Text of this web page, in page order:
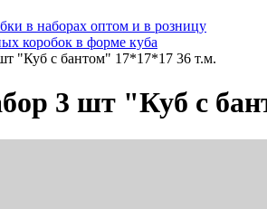
в наборах оптом и в розницу
коробок в форме куба
"Куб с бантом" 17*17*17 36 т.м.
3 шт "Куб с